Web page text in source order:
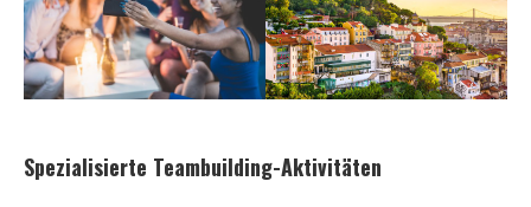
Spezialisierte Teambuilding-Aktivitäten